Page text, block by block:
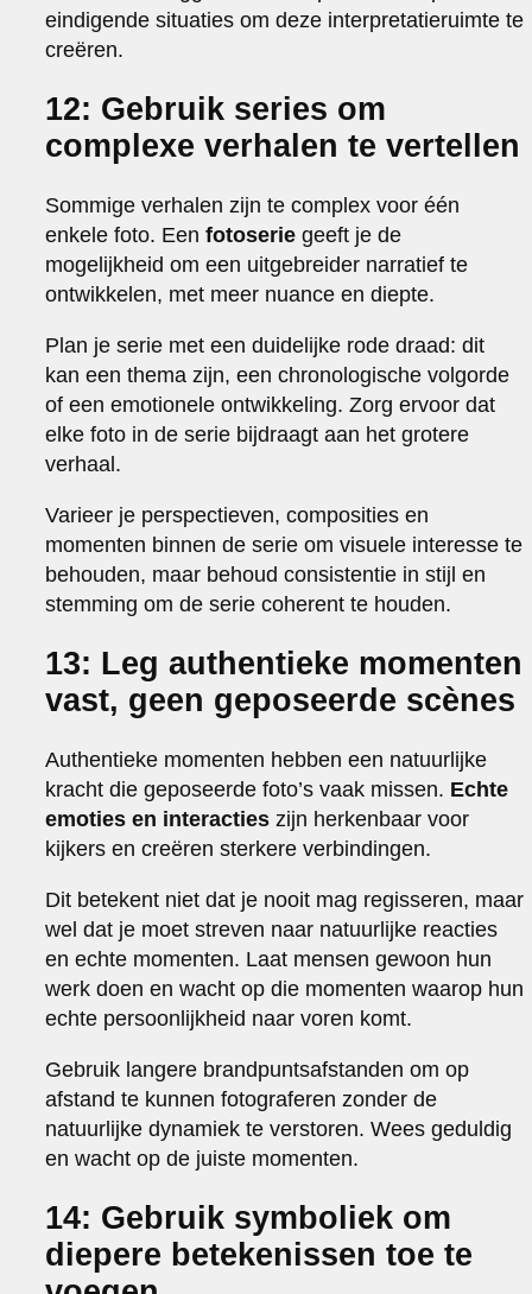
eindigende situaties om deze interpretatieruimte te
creëren.
12: Gebruik series om
complexe verhalen te vertellen
Sommige verhalen zijn te complex voor één
enkele foto. Eenfotoserie geeft je de
mogelijkheid om een uitgebreider narratief te
ontwikkelen, met meer nuance en diepte.
Plan je serie met een duidelijke rode draad: dit
kan een thema zijn, een chronologische volgorde
of een emotionele ontwikkeling. Zorg ervoor dat
elke foto in de serie bijdraagt aan het grotere
verhaal.
Varieer je perspectieven, composities en
momenten binnen de serie om visuele interesse te
behouden, maar behoud consistentie in stijl en
stemming om de serie coherent te houden.
13: Leg authentieke momenten
vast, geen geposeerde scènes
Authentieke momenten hebben een natuurlijke
kracht die geposeerde foto’s vaak missen. Echte
emoties en interacties zijn herkenbaar voor
kijkers en creëren sterkere verbindingen.
Dit betekent niet dat je nooit mag regisseren, maar
wel dat je moet streven naar natuurlijke reacties
en echte momenten. Laat mensen gewoon hun
werk doen en wacht op die momenten waarop hun
echte persoonlijkheid naar voren komt.
Gebruik langere brandpuntsafstanden om op
afstand te kunnen fotograferen zonder de
natuurlijke dynamiek te verstoren. Wees geduldig
en wacht op de juiste momenten.
14: Gebruik symboliek om
diepere betekenissen toe te